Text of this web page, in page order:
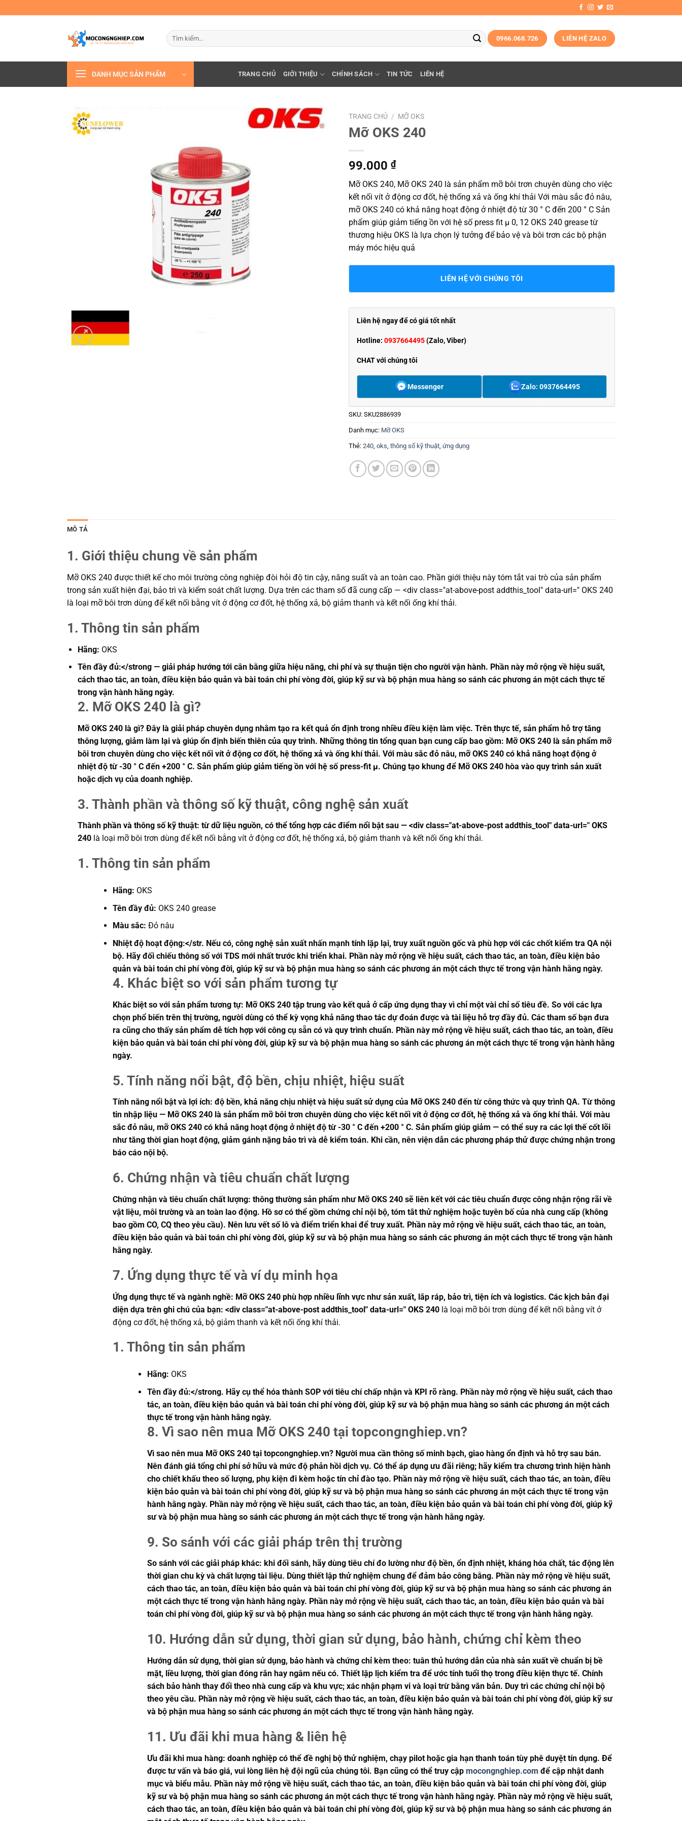
qua
Tìm
kiếm:
0966.068.726 LIÊN HỆ ZALO
DANH MỤC SẢN PHẨM TRANG CHỦ GIỚI THIỆU CHÍNH SÁCH TIN TỨC LIÊN HỆ
TRANG CHỦ / MỠ OKS
Mỡ OKS 240
99.000 ₫
Mỡ OKS 240, Mỡ OKS 240 là sản phẩm mỡ bôi trơn chuyên dùng cho việc
kết nối vít ở động cơ đốt, hệ thống xả và ống khí thải Với màu sắc đỏ nâu,
mỡ OKS 240 có khả năng hoạt động ở nhiệt độ từ 30 ° C đến 200 ° C Sản
phẩm giúp giảm tiếng ồn với hệ số press fit µ 0, 12 OKS 240 grease từ
thương hiệu OKS là lựa chọn lý tưởng để bảo vệ và bôi trơn các bộ phận
máy móc hiệu quả
LIÊN HỆ VỚI CHÚNG TÔI
Liên hệ ngay để có giá tốt nhất
Hotline: 0937664495(Zalo, Viber)
CHAT với chúng tôi
Messenger Zalo: 0937664495
SKU: SKU2886939
Danh mục: Mỡ OKS
Thẻ: 240, oks, thông số kỹ thuật, ứng dụng
MÔ TẢ
1. Giới thiệu chung về sản phẩm
Mỡ OKS 240 được thiết kế cho môi trường công nghiệp đòi hỏi độ tin cậy, năng suất và an toàn cao. Phần giới thiệu này tóm tắt vai trò của sản phẩm
trong sản xuất hiện đại, bảo trì và kiểm soát chất lượng. Dựa trên các tham số đã cung cấp — <div class="at-above-post addthis_tool" data-url=" OKS 240
là loại mỡ bôi trơn dùng để kết nối bằng vít ở động cơ đốt, hệ thống xả, bộ giảm thanh và kết nối ống khí thải.
1. Thông tin sản phẩm
Hãng: OKS
Tên đầy đủ:</strong — giải pháp hướng tới cân bằng giữa hiệu năng, chi phí và sự thuận tiện cho người vận hành. Phần này mở rộng về hiệu suất,
cách thao tác, an toàn, điều kiện bảo quản và bài toán chi phí vòng đời, giúp kỹ sư và bộ phận mua hàng so sánh các phương án một cách thực tế
trong vận hành hằng ngày.
2. Mỡ OKS 240 là gì?
Mỡ OKS 240 là gì? Đây là giải pháp chuyên dụng nhằm tạo ra kết quả ổn định trong nhiều điều kiện làm việc. Trên thực tế, sản phẩm hỗ trợ tăng
thông lượng, giảm làm lại và giúp ổn định biến thiên của quy trình. Những thông tin tổng quan bạn cung cấp bao gồm: Mỡ OKS 240 là sản phẩm mỡ
bôi trơn chuyên dùng cho việc kết nối vít ở động cơ đốt, hệ thống xả và ống khí thải. Với màu sắc đỏ nâu, mỡ OKS 240 có khả năng hoạt động ở
nhiệt độ từ -30 ° C đến +200 ° C. Sản phẩm giúp giảm tiếng ồn với hệ số press-fit µ. Chúng tạo khung để Mỡ OKS 240 hòa vào quy trình sản xuất
hoặc dịch vụ của doanh nghiệp.
3. Thành phần và thông số kỹ thuật, công nghệ sản xuất
Thành phần và thông số kỹ thuật: từ dữ liệu nguồn, có thể tổng hợp các điểm nổi bật sau — <div class="at-above-post addthis_tool" data-url=" OKS
240là loại mỡ bôi trơn dùng để kết nối bằng vít ở động cơ đốt, hệ thống xả, bộ giảm thanh và kết nối ống khí thải.
1. Thông tin sản phẩm
Hãng: OKS
Tên đầy đủ: OKS 240 grease
Màu sắc: Đỏ nâu
Nhiệt độ hoạt động:</str. Nếu có, công nghệ sản xuất nhấn mạnh tính lặp lại, truy xuất nguồn gốc và phù hợp với các chốt kiểm tra QA nội
bộ. Hãy đối chiếu thông số với TDS mới nhất trước khi triển khai. Phần này mở rộng về hiệu suất, cách thao tác, an toàn, điều kiện bảo
quản và bài toán chi phí vòng đời, giúp kỹ sư và bộ phận mua hàng so sánh các phương án một cách thực tế trong vận hành hằng ngày.
4. Khác biệt so với sản phẩm tương tự
Khác biệt so với sản phẩm tương tự: Mỡ OKS 240 tập trung vào kết quả ở cấp ứng dụng thay vì chỉ một vài chỉ số tiêu đề. So với các lựa
chọn phổ biến trên thị trường, người dùng có thể kỳ vọng khả năng thao tác dự đoán được và tài liệu hỗ trợ đầy đủ. Các tham số bạn đưa
ra cũng cho thấy sản phẩm dễ tích hợp với công cụ sẵn có và quy trình chuẩn. Phần này mở rộng về hiệu suất, cách thao tác, an toàn, điều
kiện bảo quản và bài toán chi phí vòng đời, giúp kỹ sư và bộ phận mua hàng so sánh các phương án một cách thực tế trong vận hành hằng
ngày.
5. Tính năng nổi bật, độ bền, chịu nhiệt, hiệu suất
Tính năng nổi bật và lợi ích: độ bền, khả năng chịu nhiệt và hiệu suất sử dụng của Mỡ OKS 240 đến từ công thức và quy trình QA. Từ thông
tin nhập liệu — Mỡ OKS 240 là sản phẩm mỡ bôi trơn chuyên dùng cho việc kết nối vít ở động cơ đốt, hệ thống xả và ống khí thải. Với màu
sắc đỏ nâu, mỡ OKS 240 có khả năng hoạt động ở nhiệt độ từ -30 ° C đến +200 ° C. Sản phẩm giúp giảm — có thể suy ra các lợi thế cốt lõi
như tăng thời gian hoạt động, giảm gánh nặng bảo trì và dễ kiểm toán. Khi cần, nên viện dẫn các phương pháp thử được chứng nhận trong
báo cáo nội bộ.
6. Chứng nhận và tiêu chuẩn chất lượng
Chứng nhận và tiêu chuẩn chất lượng: thông thường sản phẩm như Mỡ OKS 240 sẽ liên kết với các tiêu chuẩn được công nhận rộng rãi về
vật liệu, môi trường và an toàn lao động. Hồ sơ có thể gồm chứng chỉ nội bộ, tóm tắt thử nghiệm hoặc tuyên bố của nhà cung cấp (không
bao gồm CO, CQ theo yêu cầu). Nên lưu vết số lô và điểm triển khai để truy xuất. Phần này mở rộng về hiệu suất, cách thao tác, an toàn,
điều kiện bảo quản và bài toán chi phí vòng đời, giúp kỹ sư và bộ phận mua hàng so sánh các phương án một cách thực tế trong vận hành
hằng ngày.
7. Ứng dụng thực tế và ví dụ minh họa
Ứng dụng thực tế và ngành nghề: Mỡ OKS 240 phù hợp nhiều lĩnh vực như sản xuất, lắp ráp, bảo trì, tiện ích và logistics. Các kịch bản đại
diện dựa trên ghi chú của bạn: <div class="at-above-post addthis_tool" data-url=" OKS 240là loại mỡ bôi trơn dùng để kết nối bằng vít ở
động cơ đốt, hệ thống xả, bộ giảm thanh và kết nối ống khí thải.
1. Thông tin sản phẩm
Hãng: OKS
Tên đầy đủ:</strong. Hãy cụ thể hóa thành SOP với tiêu chí chấp nhận và KPI rõ ràng. Phần này mở rộng về hiệu suất, cách thao
tác, an toàn, điều kiện bảo quản và bài toán chi phí vòng đời, giúp kỹ sư và bộ phận mua hàng so sánh các phương án một cách
thực tế trong vận hành hằng ngày.
8. Vì sao nên mua Mỡ OKS 240 tại topcongnghiep.vn?
Vì sao nên mua Mỡ OKS 240 tại topcongnghiep.vn? Người mua cần thông số minh bạch, giao hàng ổn định và hỗ trợ sau bán.
Nên đánh giá tổng chi phí sở hữu và mức độ phản hồi dịch vụ. Có thể áp dụng ưu đãi riêng; hãy kiểm tra chương trình hiện hành
cho chiết khấu theo số lượng, phụ kiện đi kèm hoặc tín chỉ đào tạo. Phần này mở rộng về hiệu suất, cách thao tác, an toàn, điều
kiện bảo quản và bài toán chi phí vòng đời, giúp kỹ sư và bộ phận mua hàng so sánh các phương án một cách thực tế trong vận
hành hằng ngày. Phần này mở rộng về hiệu suất, cách thao tác, an toàn, điều kiện bảo quản và bài toán chi phí vòng đời, giúp kỹ
sư và bộ phận mua hàng so sánh các phương án một cách thực tế trong vận hành hằng ngày.
9. So sánh với các giải pháp trên thị trường
So sánh với các giải pháp khác: khi đối sánh, hãy dùng tiêu chí đo lường như độ bền, ổn định nhiệt, kháng hóa chất, tác động lên
thời gian chu kỳ và chất lượng tài liệu. Dùng thiết lập thử nghiệm chung để đảm bảo công bằng. Phần này mở rộng về hiệu suất,
cách thao tác, an toàn, điều kiện bảo quản và bài toán chi phí vòng đời, giúp kỹ sư và bộ phận mua hàng so sánh các phương án
một cách thực tế trong vận hành hằng ngày. Phần này mở rộng về hiệu suất, cách thao tác, an toàn, điều kiện bảo quản và bài
toán chi phí vòng đời, giúp kỹ sư và bộ phận mua hàng so sánh các phương án một cách thực tế trong vận hành hằng ngày.
10. Hướng dẫn sử dụng, thời gian sử dụng, bảo hành, chứng chỉ kèm theo
Hướng dẫn sử dụng, thời gian sử dụng, bảo hành và chứng chỉ kèm theo: tuân thủ hướng dẫn của nhà sản xuất về chuẩn bị bề
mặt, liều lượng, thời gian đóng rắn hay ngâm nếu có. Thiết lập lịch kiểm tra để ước tính tuổi thọ trong điều kiện thực tế. Chính
sách bảo hành thay đổi theo nhà cung cấp và khu vực; xác nhận phạm vi và loại trừ bằng văn bản. Duy trì các chứng chỉ nội bộ
theo yêu cầu. Phần này mở rộng về hiệu suất, cách thao tác, an toàn, điều kiện bảo quản và bài toán chi phí vòng đời, giúp kỹ sư
và bộ phận mua hàng so sánh các phương án một cách thực tế trong vận hành hằng ngày.
11. Ưu đãi khi mua hàng & liên hệ
Ưu đãi khi mua hàng: doanh nghiệp có thể đề nghị bộ thử nghiệm, chạy pilot hoặc gia hạn thanh toán tùy phê duyệt tín dụng. Để
được tư vấn và báo giá, vui lòng liên hệ đội ngũ của chúng tôi. Bạn cũng có thể truy cậpmocongnghiep.com để cập nhật danh
mục và biểu mẫu. Phần này mở rộng về hiệu suất, cách thao tác, an toàn, điều kiện bảo quản và bài toán chi phí vòng đời, giúp
kỹ sư và bộ phận mua hàng so sánh các phương án một cách thực tế trong vận hành hằng ngày. Phần này mở rộng về hiệu suất,
cách thao tác, an toàn, điều kiện bảo quản và bài toán chi phí vòng đời, giúp kỹ sư và bộ phận mua hàng so sánh các phương án